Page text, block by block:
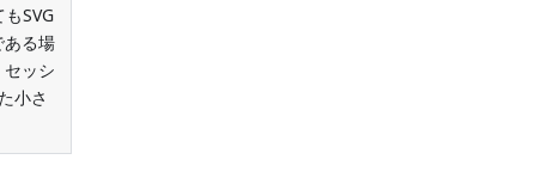
SVG
ある場
ッシ
小さ